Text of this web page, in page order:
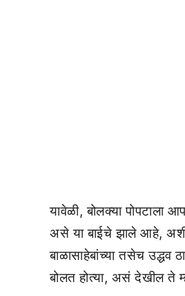
यावेळी, बोलक्या पोपटाला
असे या बाईचे झाले आहे, अशी
बाळासाहेबांच्या तसेच उद्धव
बोलत होत्या, असं देखील ते